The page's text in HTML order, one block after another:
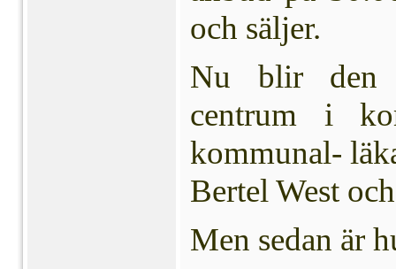
och säljer.
Nu blir den
centrum i
kommunal-
Bertel West
Men sedan är